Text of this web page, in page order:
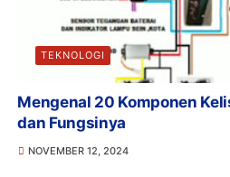
TEKNOLOGI
Mengenal 20 Komponen
dan Fungsinya
NOVEMBER 12, 2024